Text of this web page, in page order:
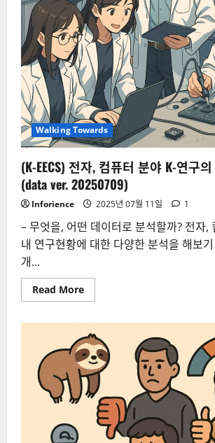
Walking Towards
(K-EECS) 전자, 컴퓨터 분야 K-연구
(data ver. 20250709)
Inforience 2025년 07월 11일 1
– 무엇을, 어떤 데이터로 분석할까? 전자,
내 연구현황에 대한 다양한 분석을 해보
개...
Read MoreRead
more
전
자,
컴
퓨
터
분
야